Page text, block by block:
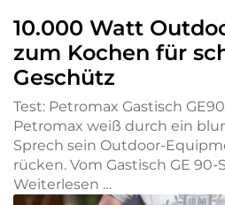
10.000 Watt
zum Kochen für
Geschütz
Test: Petromax Gastisch
Petromax weiß durch ein
Sprech sein Outdoor-
rücken. Vom Gastisch GE
Weiterlesen …